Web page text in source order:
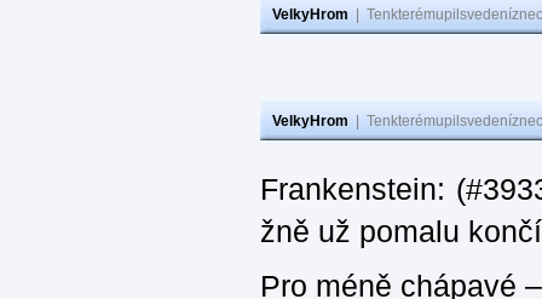
VelkyHrom
VelkyHrom
Frankenstein:
žně už pomalu
Pro méně chápavé